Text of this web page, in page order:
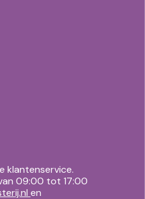
klantenservice.
09:00 tot 17:00
en